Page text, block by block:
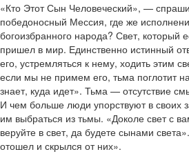
«Кто Этот Сын Человеческий», —
победоносный Мессия, где же
богоизбранного народа? Свет, который
пришел в мир. Единственно истинный
его, устремляться к нему, ходить этим
если мы не примем его, тьма поглотит
знает, куда идет». Тьма — отсутствие
И чем больше люди упорствуют в своих
им выбраться из тьмы. «Доколе свет с
веруйте в свет, да будете сынами
отошел и скрылся от них».